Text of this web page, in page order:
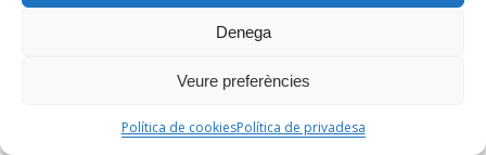
Denega
Veure preferències
Política de cookiesPolítica de privadesa